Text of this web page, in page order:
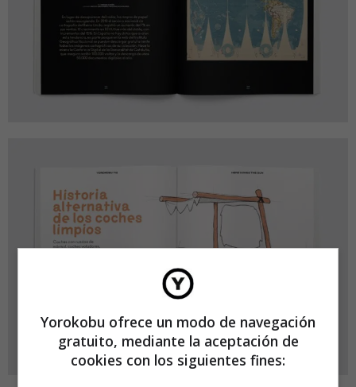
Yorokobu ofrece un modo de navegación
gratuito, mediante la aceptación de
cookies con los siguientes fines: